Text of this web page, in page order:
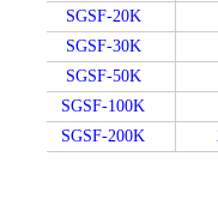
SGSF-20K
SGSF-30K
SGSF-50K
SGSF-100K
SGSF-200K